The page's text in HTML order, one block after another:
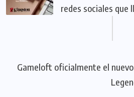
redes sociales que
Gameloft oficialmente el